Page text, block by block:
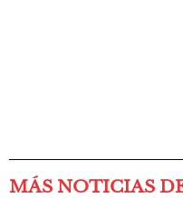
MÁS NOTICIAS